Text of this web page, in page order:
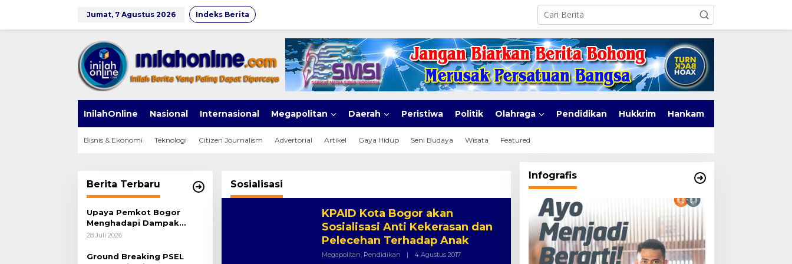
Jumat, 7 Agustus 2026 Indeks Berita
InilahOnline Nasional Internasional Megapolitan Daerah Peristiwa Politik Olahraga Pendidikan Hukkrim Hankam
Bisnis & Ekonomi Teknologi Citizen Journalism Advertorial Artikel Gaya Hidup Seni Budaya Wisata Featured
Berita Terbaru
Upaya Pemkot Bogor
Menghadapi Dampak
Kemarau Panjang
28 Juli 2026
Ground Breaking PSEL
Sosialisasi
KPAID Kota Bogor akan
Sosialisasi Anti Kekerasan dan
Pelecehan Terhadap Anak
Megapolitan, Pendidikan | 4 Agustus 2017Oleh
Infografis